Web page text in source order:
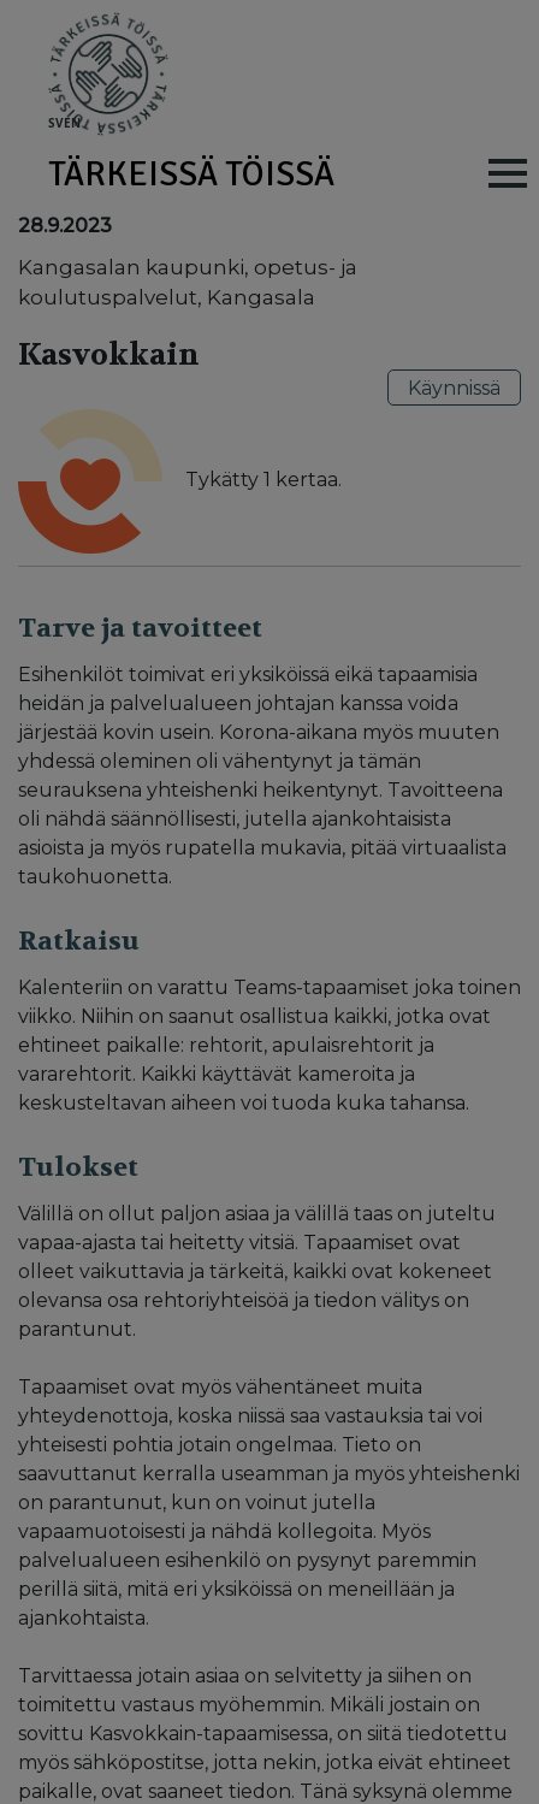
SVEN
TÄRKEISSÄ TÖISSÄ Main
28.9.2023
Kangasalan kaupunki, opetus- ja
koulutuspalvelut, Kangasala
Kasvokkain
Tykätty 1 kertaa.
Käynnissä
Tarve ja tavoitteet
Esihenkilöt toimivat eri yksiköissä eikä tapaamisia
heidän ja palvelualueen johtajan kanssa voida
järjestää kovin usein. Korona-aikana myös muuten
yhdessä oleminen oli vähentynyt ja tämän
seurauksena yhteishenki heikentynyt. Tavoitteena
oli nähdä säännöllisesti, jutella ajankohtaisista
asioista ja myös rupatella mukavia, pitää virtuaalista
taukohuonetta.
Ratkaisu
Kalenteriin on varattu Teams-tapaamiset joka toinen
viikko. Niihin on saanut osallistua kaikki, jotka ovat
ehtineet paikalle: rehtorit, apulaisrehtorit ja
vararehtorit. Kaikki käyttävät kameroita ja
keskusteltavan aiheen voi tuoda kuka tahansa.
Tulokset
Välillä on ollut paljon asiaa ja välillä taas on juteltu
vapaa-ajasta tai heitetty vitsiä. Tapaamiset ovat
olleet vaikuttavia ja tärkeitä, kaikki ovat kokeneet
olevansa osa rehtoriyhteisöä ja tiedon välitys on
parantunut.
Tapaamiset ovat myös vähentäneet muita
yhteydenottoja, koska niissä saa vastauksia tai voi
yhteisesti pohtia jotain ongelmaa. Tieto on
saavuttanut kerralla useamman ja myös yhteishenki
on parantunut, kun on voinut jutella
vapaamuotoisesti ja nähdä kollegoita. Myös
palvelualueen esihenkilö on pysynyt paremmin
perillä siitä, mitä eri yksiköissä on meneillään ja
ajankohtaista.
Tarvittaessa jotain asiaa on selvitetty ja siihen on
toimitettu vastaus myöhemmin. Mikäli jostain on
sovittu Kasvokkain-tapaamisessa, on siitä tiedotettu
myös sähköpostitse, jotta nekin, jotka eivät ehtineet
paikalle, ovat saaneet tiedon. Tänä syksynä olemme